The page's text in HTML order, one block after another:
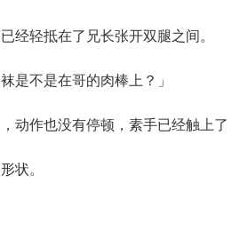
经轻抵在了兄长张开双腿之间。
不是在哥的肉棒上？」
作也没有停顿，素手已经触上了
状。